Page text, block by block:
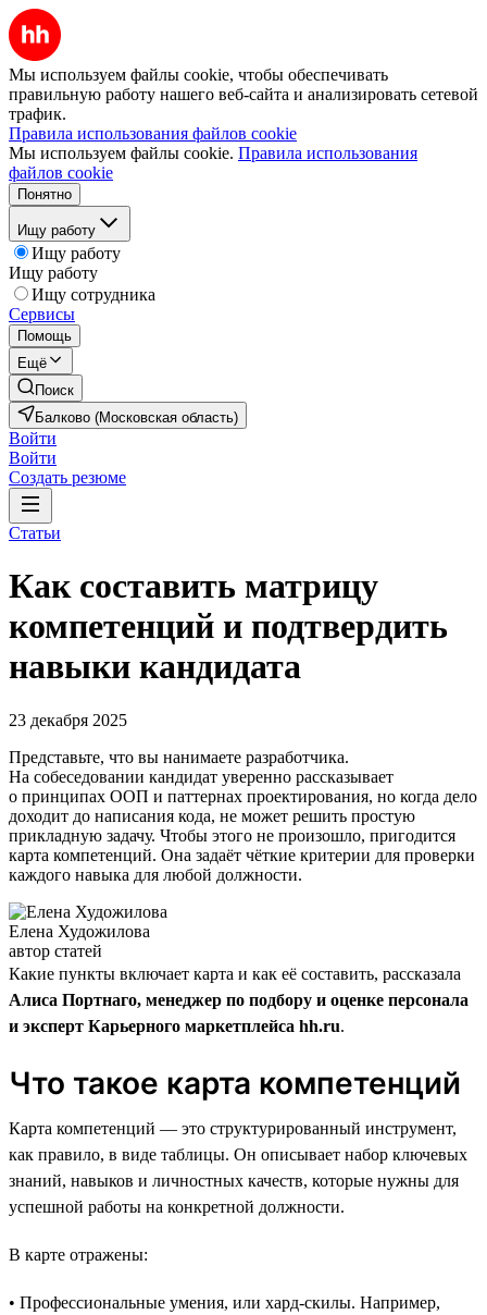
Мы используем файлы cookie, чтобы обеспечивать
правильную работу нашего веб-сайта и анализировать сетевой
трафик.
Правила использования файлов cookie
Мы используем файлы cookie. Правила использования
файлов cookie
Понятно
Ищу работу
Ищу работу
Ищу работу
Ищу сотрудника
Сервисы
Помощь
Ещё
Поиск
Балково (Московская область)
Войти
Войти
Создать резюме
Статьи
Как составить матрицу
компетенций и подтвердить
навыки кандидата
23 декабря 2025
Представьте, что вы нанимаете разработчика.
На собеседовании кандидат уверенно рассказывает
о принципах ООП и паттернах проектирования, но когда дело
доходит до написания кода, не может решить простую
прикладную задачу. Чтобы этого не произошло, пригодится
карта компетенций. Она задаёт чёткие критерии для проверки
каждого навыка для любой должности.
Елена Художилова
автор статей
Какие пункты включает карта и как её составить, рассказала
Алиса Портнаго, менеджер по подбору и оценке персонала
и эксперт Карьерного маркетплейса hh.ru.
Что такое карта компетенций
Карта компетенций — это структурированный инструмент,
как правило, в виде таблицы. Он описывает набор ключевых
знаний, навыков и личностных качеств, которые нужны для
успешной работы на конкретной должности.
В карте отражены:
• Профессиональные умения, или хард-скилы. Например,